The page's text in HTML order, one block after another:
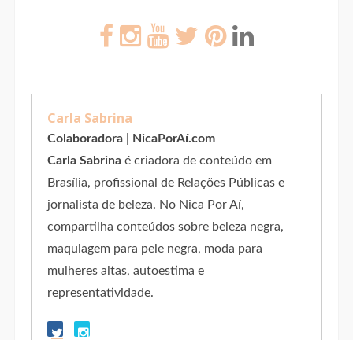
Carla Sabrina
Colaboradora | NicaPorAí.com
Carla Sabrinaé criadora de conteúdo em
Brasília, profissional de Relações Públicas e
jornalista de beleza. No Nica Por Aí,
compartilha conteúdos sobre beleza negra,
maquiagem para pele negra, moda para
mulheres altas, autoestima e
representatividade.